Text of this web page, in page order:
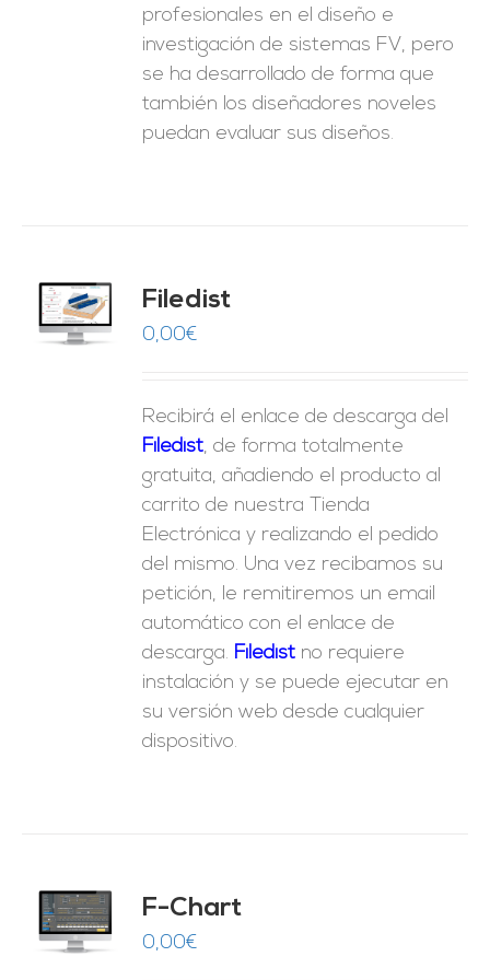
profesionales en el diseño e
investigación de sistemas FV, pero
se ha desarrollado de forma que
también los diseñadores noveles
puedan evaluar sus diseños.
Filedist
0,00€
Recibirá el enlace de descarga del
Filedist, de forma totalmente
gratuita, añadiendo el producto al
carrito de nuestra Tienda
Electrónica y realizando el pedido
del mismo. Una vez recibamos su
petición, le remitiremos un email
automático con el enlace de
descarga. Filedist no requiere
instalación y se puede ejecutar en
su versión web desde cualquier
dispositivo.
F-Chart
0,00€